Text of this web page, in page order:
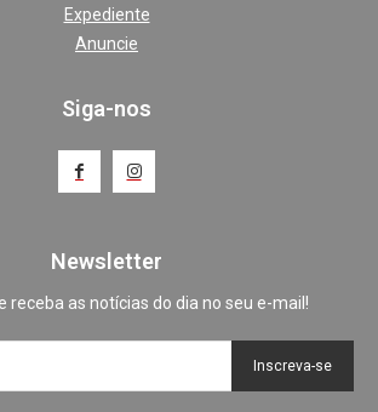
Expediente
Anuncie
Siga-nos
Newsletter
receba as notícias do dia no seu e-mail!
Inscreva-se